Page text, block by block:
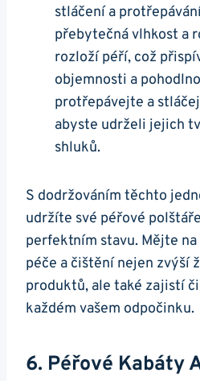
stláčení a
přebytečná vlhkost a
rozloží péří, což
objemnosti a
protřepávejte a
abyste udrželi jejich
shluků.
S dodržováním těchto
udržíte své péřové
perfektním stavu. Mějte
péče a čištění nejen zvýší
produktů, ale také zajistí
každém vašem odpočinku.
6. Péřové Kabáty